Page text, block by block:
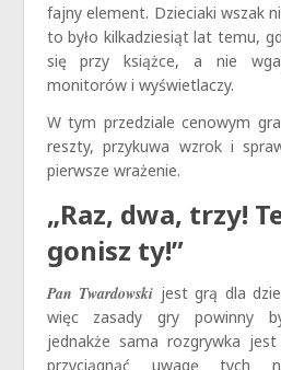
fajny element. Dzieciaki wszak
to było kilkadziesiąt lat temu,
się przy książce, a nie
monitorów i wyświetlaczy.
W tym przedziale cenowym
reszty, przykuwa wzrok i
pierwsze wrażenie.
„Raz, dwa, trzy!
gonisz ty!”
Pan Twardowski jest grą dla
więc zasady gry powinny
jednakże sama rozgrywka
przyciągnąć uwagę tych